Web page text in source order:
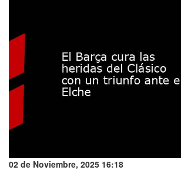
02 de Noviembre, 2025 16:18